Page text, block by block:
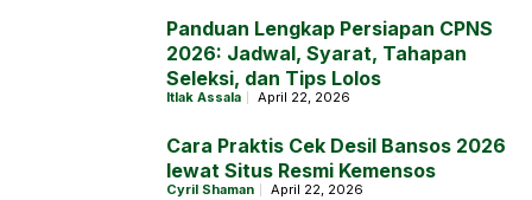
Panduan Lengkap Persiapan CPNS
2026: Jadwal, Syarat, Tahapan
Seleksi, dan Tips Lolos
Itlak Assala April 22, 2026
Cara Praktis Cek Desil Bansos 2026
lewat Situs Resmi Kemensos
Cyril Shaman April 22, 2026